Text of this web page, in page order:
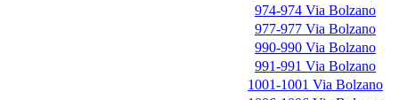
974-974 Via Bolzano
977-977 Via Bolzano
990-990 Via Bolzano
991-991 Via Bolzano
1001-1001 Via Bolzano